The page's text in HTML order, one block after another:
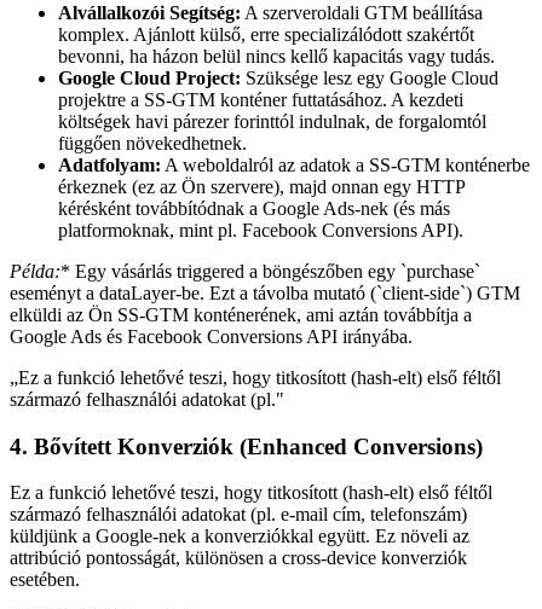
Alvállalkozói Segítség: A szerveroldali GTM beállítása
komplex. Ajánlott külső, erre specializálódott szakértőt
bevonni, ha házon belül nincs kellő kapacitás vagy tudás.
Google Cloud Project: Szüksége lesz egy Google Cloud
projektre a SS-GTM konténer futtatásához. A kezdeti
költségek havi párezer forinttól indulnak, de forgalomtól
függően növekedhetnek.
Adatfolyam: A weboldalról az adatok a SS-GTM konténerbe
érkeznek (ez az Ön szervere), majd onnan egy HTTP
kérésként továbbítódnak a Google Ads-nek (és más
platformoknak, mint pl. Facebook Conversions API).
Példa:* Egy vásárlás triggered a böngészőben egy `purchase`
eseményt a dataLayer-be. Ezt a távolba mutató (`client-side`) GTM
elküldi az Ön SS-GTM konténerének, ami aztán továbbítja a
Google Ads és Facebook Conversions API irányába.
„Ez a funkció lehetővé teszi, hogy titkosított (hash-elt) első féltől
származó felhasználói adatokat (pl."
4. Bővített Konverziók (Enhanced Conversions)
Ez a funkció lehetővé teszi, hogy titkosított (hash-elt) első féltől
származó felhasználói adatokat (pl. e-mail cím, telefonszám)
küldjünk a Google-nek a konverziókkal együtt. Ez növeli az
attribúció pontosságát, különösen a cross-device konverziók
esetében.